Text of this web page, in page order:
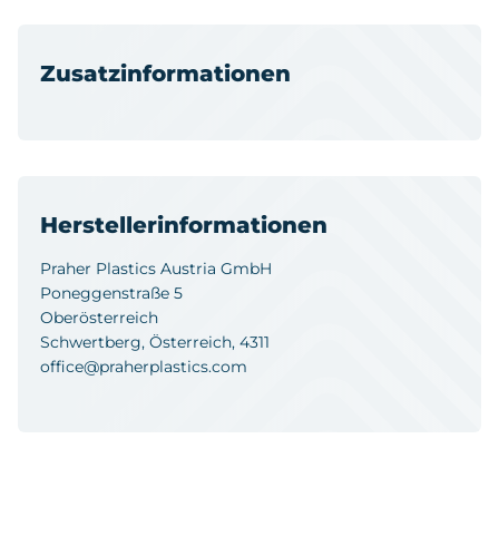
Zusatzinformationen
Herstellerinformationen
Praher Plastics Austria GmbH
Poneggenstraße 5
Oberösterreich
Schwertberg, Österreich, 4311
office@praherplastics.com